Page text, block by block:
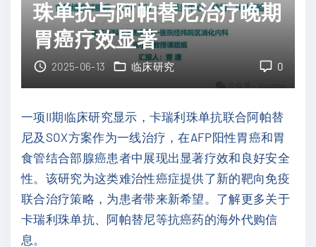
与
放
疗
疗
效
：
疾
病
进
展
式
如
何
精
准
预
珠单抗与阿帕替尼治疗晚期
胃癌疗效显著
0
2025-06-13 临床研究
一项II期临床研究显示，卡瑞利珠单抗联合阿帕替
尼及SOX方案作为一线治疗，在AFP阳性胃癌和胃
食管结合部腺癌患者中展现出显著疗效和良好安全
性。该研究为这类难治性癌症提供了新的靶向免疫
联合治疗策略，为患者带来新希望。了解更多关于
卡瑞利珠单抗、阿帕替尼等抗癌药的海外代购信
息。